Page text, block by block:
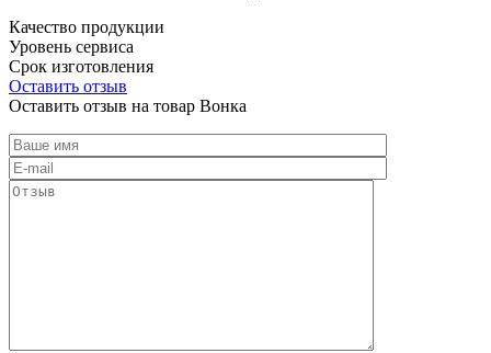
Качество продукции
Уровень сервиса
Срок изготовления
Оставить отзыв
Оставить отзыв на товар Вонка